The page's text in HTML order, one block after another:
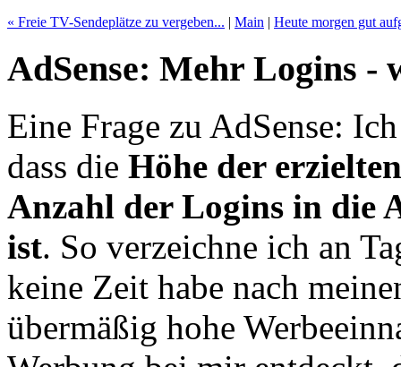
« Freie TV-Sendeplätze zu vergeben... | Main | Heute morgen gut
AdSense: Mehr Logins -
Eine Frage zu AdSense:
dass die Höhe der
Anzahl der Logins in die
ist. So verzeichne ich an
keine Zeit habe nach
übermäßig hohe